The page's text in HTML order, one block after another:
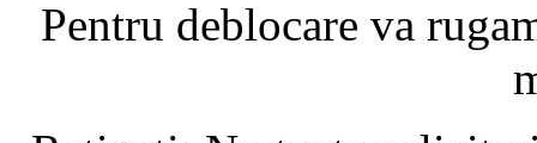
Pentru deblocare va